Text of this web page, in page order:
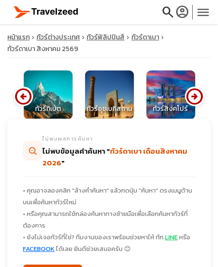
searchaccount_circle menu
close
travel_explore
หน้าแรก ทัวร์ต่างประเทศ ทัวร์ฟิลิปปินส์
ทัวร์ดาเบา
ทัวร์ดาเบา สิงหาคม 2569
ทัวร์ทิเบต ทัวร์อุซเบกิสถาน ทัวร์สิงคโปร์
arrow_circle_left arrow_circle_right
ไม่พบผลการค้นหา
ไม่พบข้อมูลคำค้นหา "ทัวร์ดาเบา เดือนสิงหาคม
2026"
• คุณอาจลองคลิก "ล้างคำค้นหา" แล้วกดปุ่ม "ค้นหา" ตรงเมนูด้าน
บนเพื่อค้นหาทัวร์ใหม่
• หรือคุณสามารถใช้กล่องค้นหาทางซ้ายมือเพื่อเลือกค้นหาทัวร์ที่
ต้องการ
• ยังไม่เจอทัวร์ที่ใช่? ทีมงานของเราพร้อมช่วยหาให้ ทัก LINEหรือ
FACEBOOKได้เลย ยินดีช่วยเสมอครับ 😊